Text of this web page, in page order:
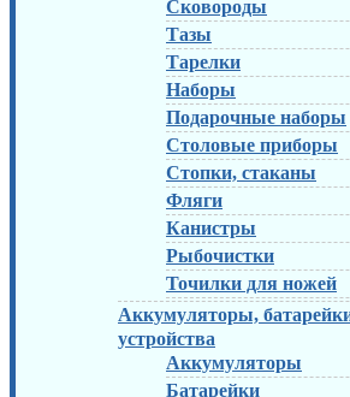
Сковороды
Тазы
Тарелки
Наборы
Подарочные наборы
Столовые приборы
Стопки, стаканы
Фляги
Канистры
Рыбочистки
Точилки для ножей
Аккумуляторы,
устройства
Аккумуляторы
Батарейки